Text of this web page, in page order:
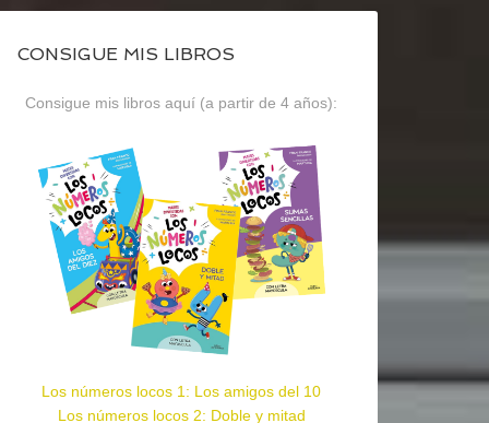
CONSIGUE MIS LIBROS
Consigue mis libros aquí (a partir de 4 años):
Los números locos 1: Los amigos del 10
Los números locos 2: Doble y mitad